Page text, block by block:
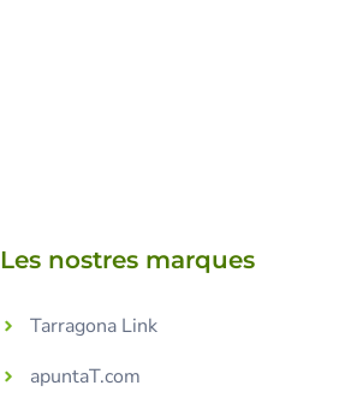
Les nostres marques
Tarragona Link
apuntaT.com